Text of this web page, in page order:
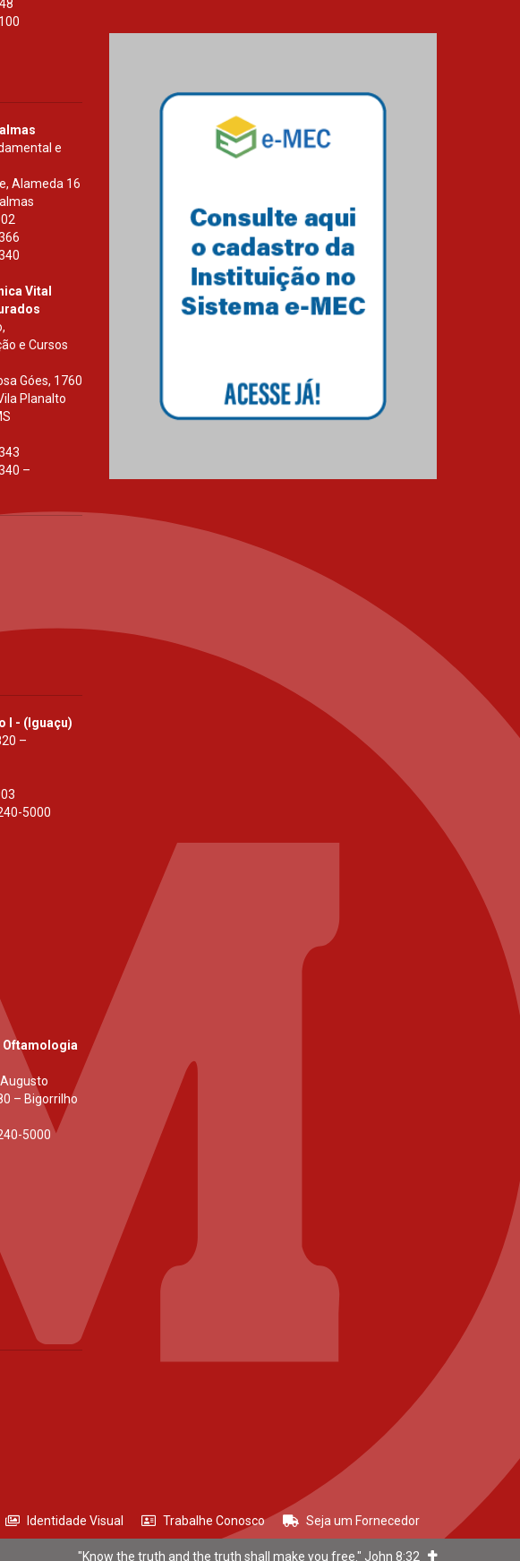
e
Alameda 16
Vital
e Cursos
Góes, 1760
Planalto
–
I - (Iguaçu)
–
5000
Oftamologia
– Bigorrilho
5000
Identidade Visual Trabalhe Conosco Seja um Fornecedor
"Know the truth and the truth shall make you free." John 8:32